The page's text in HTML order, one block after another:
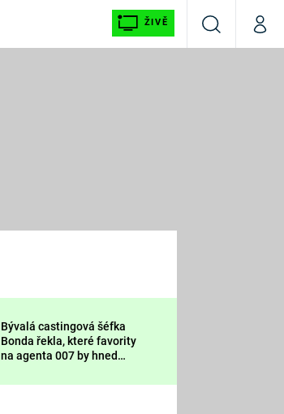
ŽIVĚ
VyhledáváníMůj
Prima LAJK
Sledujte nás
Bývalá castingová šéfka
Bonda řekla, které favority
na agenta 007 by hned